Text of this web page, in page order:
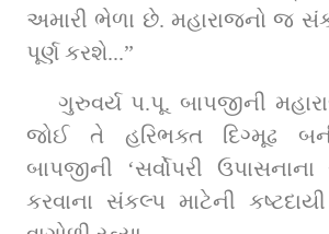
અમારી ભેળા છે. મહારાજનો જ
પૂર્ણ કરશે...”
ગુરુવર્ય પ.પૂ. બાપજીની
જોઈ તે હરિભક્ત દિગ્મૂઢ
બાપજીની ‘સર્વોપરી
કરવાના સંકલ્પ માટેની